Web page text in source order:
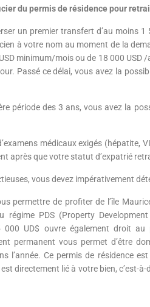
du permis de résidence pour
un premier transfert d’au moins 1
à votre nom au moment de la
minimum/mois ou de 18 000 USD
Passé ce délai, vous avez la
période des 3 ans, vous avez la
médicaux exigés (hépatite,
après que votre statut d’expatrié
vous devez impérativement
permettre de profiter de l’île
PDS (Property Development
000 UD$ ouvre également droit
permanent vous permet d’être
l’année. Ce permis de résidence
directement lié à votre bien, c’est-